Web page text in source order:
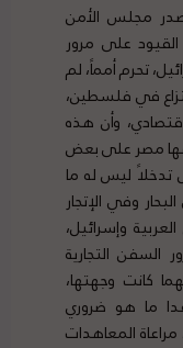
مجلس الأمن
فيه أن القيود على مرور
تحرم أمماً، لم
في فلسطين،
وأن هذه
مصر على بعض
تدخلاً ليس له ما
وفي الإتجار
وإسرائيل،
السفن التجارية
كانت وجهتها،
ما هو ضروري
المعاهدات